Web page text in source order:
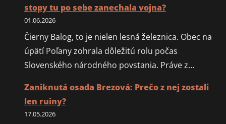
stopy tu po sebe zanechala vojna?
01.06.2026
Čierny Balog, to je nielen lesná železnica. Obec na
úpätí Poľany zohrala dôležitú rolu počas
Slovenského národného povstania. Práve z…
Zaniknutá osada Brezová: Prečo z nej zostali
len ruiny?
17.05.2026